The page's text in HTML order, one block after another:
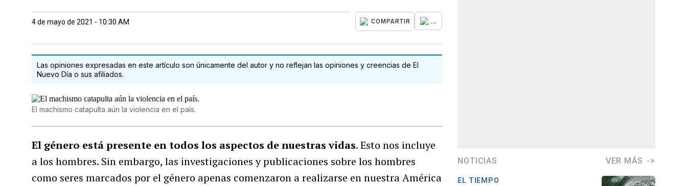
4 de mayo de 2021 - 10:30 AM COMPARTIR ...
Las opiniones expresadas en este artículo son únicamente del autor y no reflejan las opiniones y creencias de El
Nuevo Día o sus afiliados.
El machismo catapulta aún la violencia en el país.
El género está presente en todos los aspectos de nuestras vidas. Esto nos incluye
a los hombres. Sin embargo, las investigaciones y publicaciones sobre los hombres
como seres marcados por el género apenas comenzaron a realizarse en nuestra América
NOTICIAS VER MÁS
EL TIEMPO